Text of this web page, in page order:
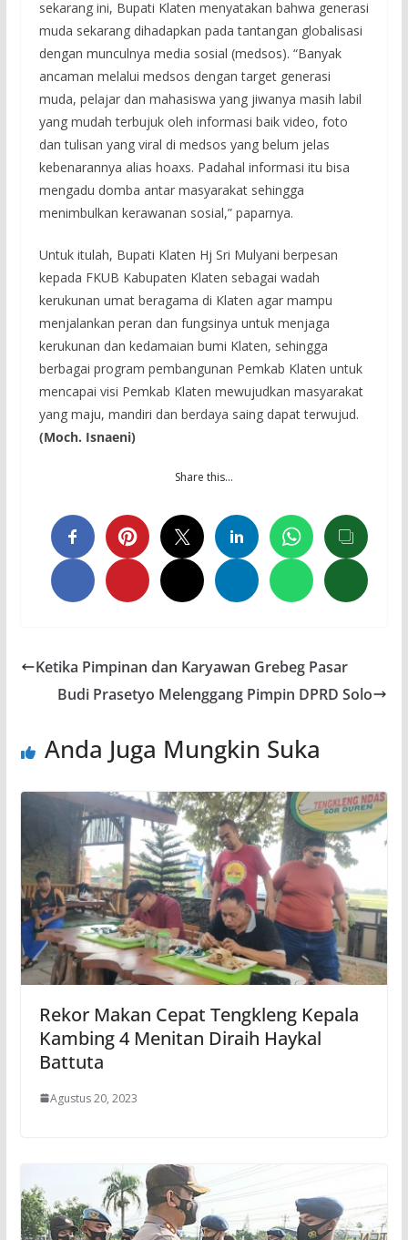
sekarang ini, Bupati Klaten menyatakan bahwa generasi
muda sekarang dihadapkan pada tantangan globalisasi
dengan munculnya media sosial (medsos). “Banyak
ancaman melalui medsos dengan target generasi
muda, pelajar dan mahasiswa yang jiwanya masih labil
yang mudah terbujuk oleh informasi baik video, foto
dan tulisan yang viral di medsos yang belum jelas
kebenarannya alias hoaxs. Padahal informasi itu bisa
mengadu domba antar masyarakat sehingga
menimbulkan kerawanan sosial,” paparnya.
Untuk itulah, Bupati Klaten Hj Sri Mulyani berpesan
kepada FKUB Kabupaten Klaten sebagai wadah
kerukunan umat beragama di Klaten agar mampu
menjalankan peran dan fungsinya untuk menjaga
kerukunan dan kedamaian bumi Klaten, sehingga
berbagai program pembangunan Pemkab Klaten untuk
mencapai visi Pemkab Klaten mewujudkan masyarakat
yang maju, mandiri dan berdaya saing dapat terwujud.
(Moch. Isnaeni)
Share this…
Ketika Pimpinan dan Karyawan Grebeg Pasar
Budi Prasetyo Melenggang Pimpin DPRD Solo
Anda Juga Mungkin Suka
Rekor Makan Cepat Tengkleng Kepala
Kambing 4 Menitan Diraih Haykal
Battuta
Agustus 20, 2023